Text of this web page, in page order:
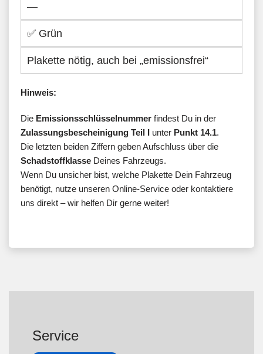
—
✅ Grün
Plakette nötig, auch bei „emissionsfrei“
Hinweis:
Die Emissionsschlüsselnummer findest Du in der
Zulassungsbescheinigung Teil I unter Punkt 14.1.
Die letzten beiden Ziffern geben Aufschluss über die
Schadstoffklasse Deines Fahrzeugs.
Wenn Du unsicher bist, welche Plakette Dein Fahrzeug
benötigt, nutze unseren Online-Service oder kontaktiere
uns direkt – wir helfen Dir gerne weiter!
Service